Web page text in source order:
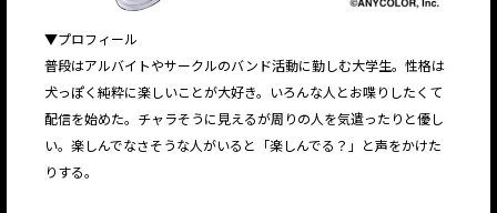
▼プロフィール
普段はアルバイトやサークルのバンド活動に勤しむ大学生。性格は
犬っぽく純粋に楽しいことが大好き。いろんな人とお喋りしたくて
配信を始めた。チャラそうに見えるが周りの人を気遣ったりと優し
い。楽しんでなさそうな人がいると「楽しんでる？」と声をかけた
りする。